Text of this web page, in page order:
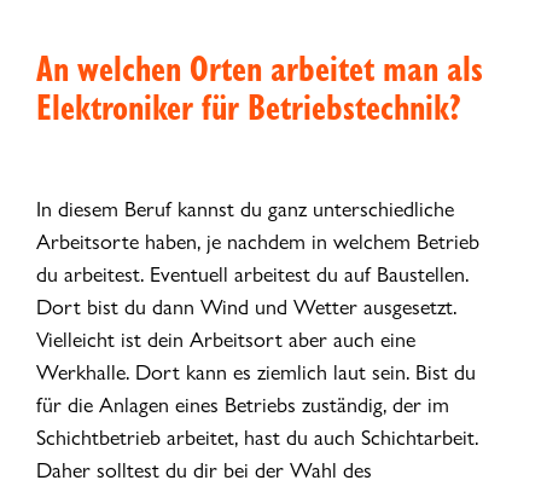
An welchen Orten arbeitet man als
Elektroniker für Betriebstechnik?
In diesem Beruf kannst du ganz unterschiedliche
Arbeitsorte haben, je nachdem in welchem Betrieb
du arbeitest. Eventuell arbeitest du auf Baustellen.
Dort bist du dann Wind und Wetter ausgesetzt.
Vielleicht ist dein Arbeitsort aber auch eine
Werkhalle. Dort kann es ziemlich laut sein. Bist du
für die Anlagen eines Betriebs zuständig, der im
Schichtbetrieb arbeitet, hast du auch Schichtarbeit.
Daher solltest du dir bei der Wahl des